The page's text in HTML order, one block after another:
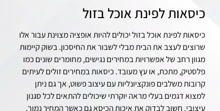
כיסאות לפינת אוכל בזול
כיסאות לפינת אוכל בזול יכולים להיות אופציה מצוינת עבור אלו
שרוצים לעצב את הבית מבלי לשבור את החיסכון. בשוק קיימות
מגוון רחב של אפשרויות במחירים נגישים, מחומרים שונים כמו
פלסטיק, מתכת, או עץ מעובד. כיסאות במחירים זולים לעיתים
קרובות משלבים פונקציונליות עם עיצוב פשוט, אך גם ניתן
למצוא דגמים בעלי מראה יוקרתי שיכולים להתאים לכל סגנון
עיצובי. חשוב לבדוק את איכות הכיסא גם כאשר המחיר נמוך,